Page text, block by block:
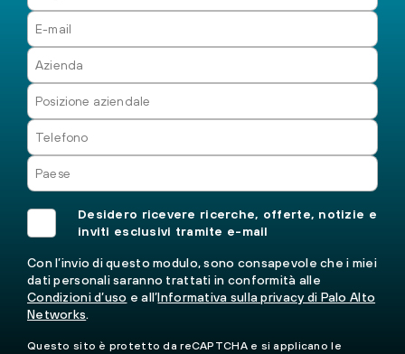
Desidero ricevere ricerche, offerte, notizie e
inviti esclusivi tramite e-mail
Con l’invio di questo modulo, sono consapevole che i miei
dati personali saranno trattati in conformità alle
Condizioni d’uso e all’Informativa sulla privacy di Palo Alto
Networks.
Questo sito è protetto da reCAPTCHA e si applicano le